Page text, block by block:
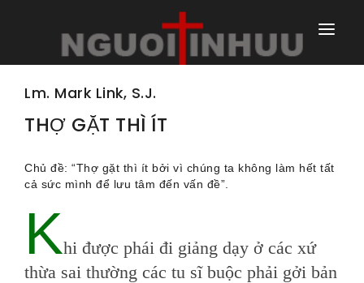
TRANG NHÀ
TRANG CHÍNH
TRANG NGOÀI
Lm. Mark Link, S.J.
THỢ GẶT THÌ ÍT
Chủ đề: “Thợ gặt thì ít bởi vì chúng ta không làm hết tất
cả sức mình để lưu tâm đến vấn đề”.
Khi được phái đi giảng dạy ở các xứ
thừa sai thường các tu sĩ buộc phải gởi bản